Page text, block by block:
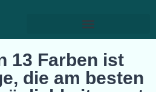
13 Farben ist
die am besten